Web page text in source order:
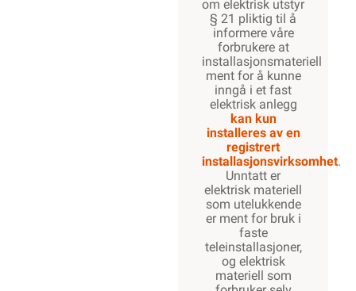
500W
700W
om elektrisk utstyr
§ 21 pliktig til å
informere våre
forbrukere at
installasjonsmateriell
ment for å kunne
inngå i et fast
elektrisk anlegg
kan kun
installeres av en
registrert
installasjonsvirksomhet.
Unntatt er
elektrisk materiell
som utelukkende
er ment for bruk i
faste
teleinstallasjoner,
og elektrisk
materiell som